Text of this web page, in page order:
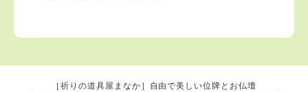
［祈りの道具屋まなか］自由で美しい位牌とお仏壇